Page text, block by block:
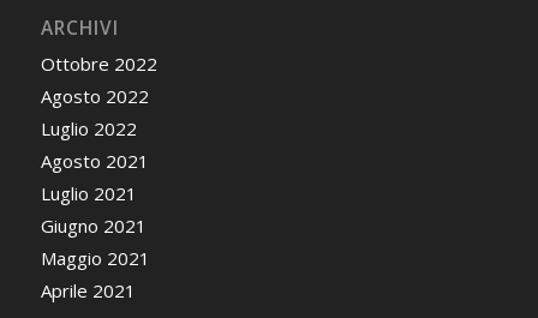
ARCHIVI
Ottobre 2022
Agosto 2022
Luglio 2022
Agosto 2021
Luglio 2021
Giugno 2021
Maggio 2021
Aprile 2021